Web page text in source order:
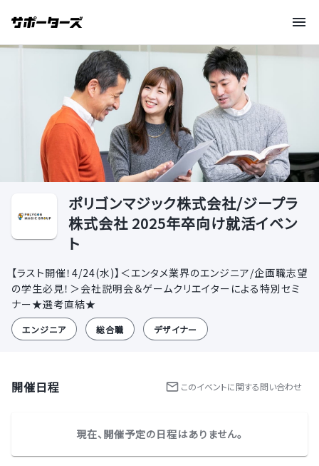
ポリゴンマジック株式会社/ジープラ
株式会社 2025年卒向け就活イベン
ト
【ラスト開催！4/24(水)】＜エンタメ業界のエンジニア/企画職志望
の学生必見！＞会社説明会＆ゲームクリエイターによる特別セミ
ナー★選考直結★
エンジニア 総合職 デザイナー
開催日程 このイベントに関する問い合わせ
現在、開催予定の日程はありません。